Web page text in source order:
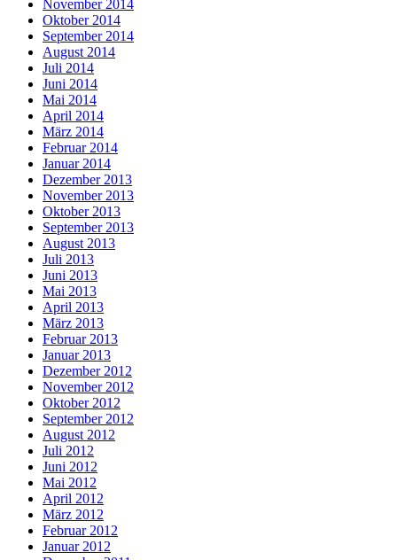
November 2014
Oktober 2014
September 2014
August 2014
Juli 2014
Juni 2014
Mai 2014
April 2014
März 2014
Februar 2014
Januar 2014
Dezember 2013
November 2013
Oktober 2013
September 2013
August 2013
Juli 2013
Juni 2013
Mai 2013
April 2013
März 2013
Februar 2013
Januar 2013
Dezember 2012
November 2012
Oktober 2012
September 2012
August 2012
Juli 2012
Juni 2012
Mai 2012
April 2012
März 2012
Februar 2012
Januar 2012